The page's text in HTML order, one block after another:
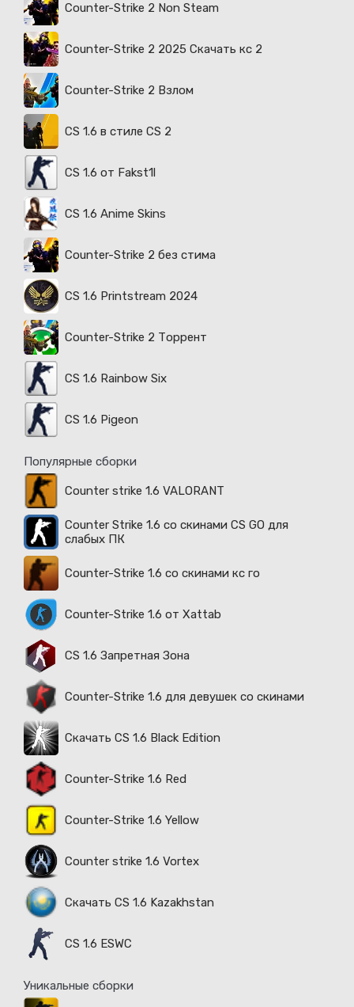
Counter-Strike 2 Non Steam
Counter-Strike 2 2025 Скачать кс 2
Counter-Strike 2 Взлом
CS 1.6 в стиле CS 2
CS 1.6 от Fakst1l
CS 1.6 Anime Skins
Counter-Strike 2 без стима
CS 1.6 Printstream 2024
Counter-Strike 2 Торрент
CS 1.6 Rainbow Six
CS 1.6 Pigeon
Популярные сборки
Counter strike 1.6 VALORANT
Counter Strike 1.6 со скинами CS GO для
слабых ПК
Counter-Strike 1.6 со скинами кс го
Counter-Strike 1.6 от Xattab
CS 1.6 Запретная Зона
Counter-Strike 1.6 для девушек со скинами
Скачать CS 1.6 Black Edition
Counter-Strike 1.6 Red
Counter-Strike 1.6 Yellow
Counter strike 1.6 Vortex
Скачать CS 1.6 Kazakhstan
CS 1.6 ESWC
Уникальные сборки